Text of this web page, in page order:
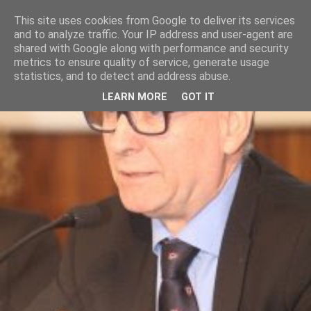
This site uses cookies from Google to deliver its services
and to analyze traffic. Your IP address and user-agent are
shared with Google along with performance and security
metrics to ensure quality of service, generate usage
statistics, and to detect and address abuse.
LEARN MORE GOT IT